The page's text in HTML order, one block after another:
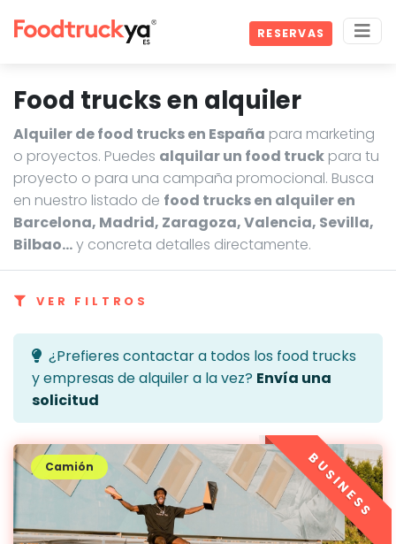
RESERVAS
Food trucks en alquiler
Alquiler de food trucks en España para marketing
o proyectos. Puedes alquilar un food truck para tu
proyecto o para una campaña promocional. Busca
en nuestro listado de food trucks en alquiler en
Barcelona, Madrid, Zaragoza, Valencia, Sevilla,
Bilbao…y concreta detalles directamente.
VER FILTROS
¿Prefieres contactar a todos los food trucks
y empresas de alquiler a la vez? Envía una
solicitud
Camión BUSINESS